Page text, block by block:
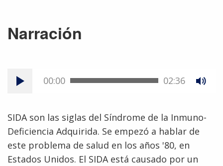
Narración
00:00 02:36
SIDA son las siglas del Síndrome de la Inmuno-
Deficiencia Adquirida. Se empezó a hablar de
este problema de salud en los años '80, en
Estados Unidos. El SIDA está causado por un